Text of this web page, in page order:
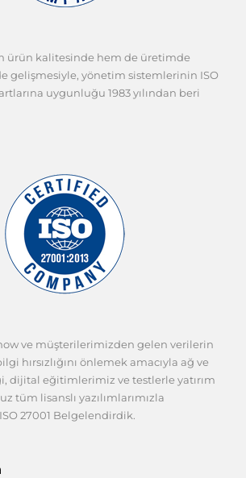
ürün kalitesinde hem de üretimde
gelişmesiyle, yönetim sistemlerinin ISO
uygunluğu 1983 yılından beri
ve müşterilerimizden gelen verilerin
hırsızlığını önlemek amacıyla ağ ve
dijital eğitimlerimiz ve testlerle yatırım
tüm lisanslı yazılımlarımızla
27001 Belgelendirdik.